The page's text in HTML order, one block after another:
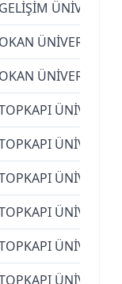
ÜNİVERSİTESİ
ÜNİVERSİTESİ